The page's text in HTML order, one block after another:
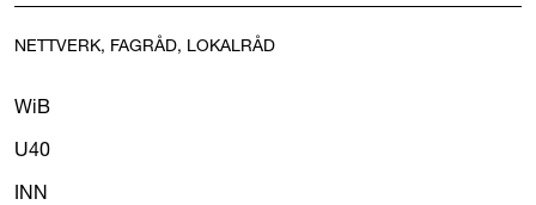
NETTVERK, FAGRÅD, LOKALRÅD
WiB
U40
INN